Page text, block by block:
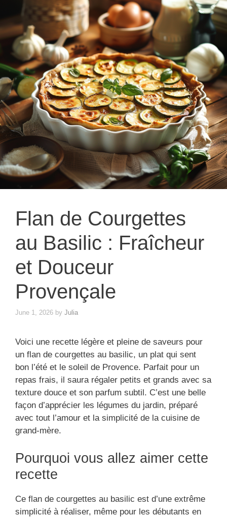
Flan de Courgettes
au Basilic : Fraîcheur
et Douceur
Provençale
June 1, 2026 by Julia
Voici une recette légère et pleine de saveurs pour
un flan de courgettes au basilic, un plat qui sent
bon l’été et le soleil de Provence. Parfait pour un
repas frais, il saura régaler petits et grands avec sa
texture douce et son parfum subtil. C’est une belle
façon d’apprécier les légumes du jardin, préparé
avec tout l’amour et la simplicité de la cuisine de
grand-mère.
Pourquoi vous allez aimer cette
recette
Ce flan de courgettes au basilic est d’une extrême
simplicité à réaliser, même pour les débutants en